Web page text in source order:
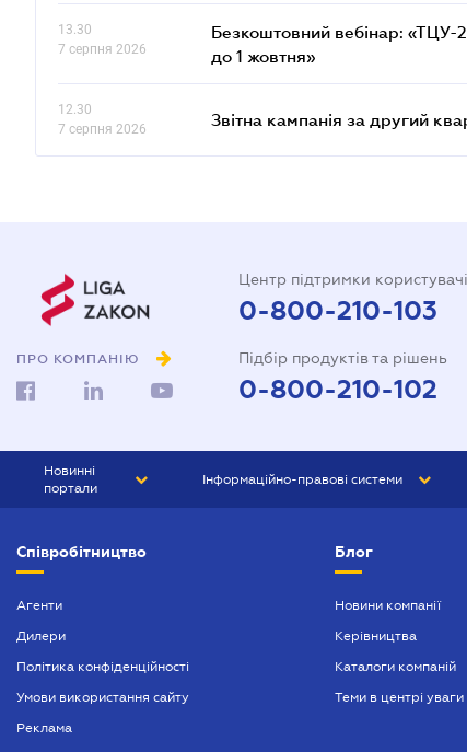
13.30
7 серпня 2026
Безкоштовний вебінар: «ТЦУ-
до 1 жовтня»
12.30
7 серпня 2026
Звітна кампанія за другий
ПРО КОМПАНІЮ
Центр підтримки
0-800-210-103
Підбір продуктів та рішень
0-800-210-102
Новинні
портали
БІЗНЕС
Інформаційно-правові системи
БУХГАЛТЕР ПРОФ
Співробітництво
Агенти
Дилери
Політика конфіденційності
Умови використання сайту
Реклама
Блог
Новини компанії
Керівництва
Каталоги компаній
Теми в центрі уваги